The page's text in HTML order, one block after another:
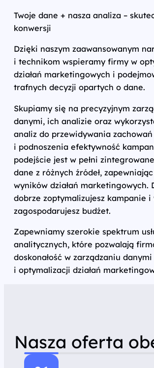
Twoje dane + nasza analiza –
konwersji
Dzięki naszym zaawansowanym
i technikom wspieramy firmy w
działań marketingowych i
trafnych decyzji opartych o dane.
Skupiamy się na precyzyjnym
danymi, ich analizie oraz
analiz do przewidywania
i podnoszenia efektywność
podejście jest w pełni
dane z różnych źródeł,
wyników działań marketingowych.
dobrze zoptymalizujesz kampanie i
zagospodarujesz budżet.
Zapewniamy szerokie spektrum
analitycznych, które pozwalają
doskonałość w zarządzaniu danymi
i optymalizacji działań
Nasza oferta